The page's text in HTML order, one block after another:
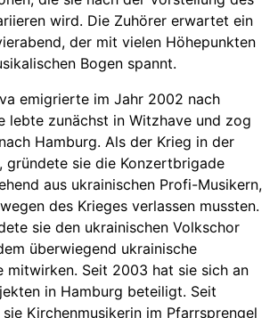
wird. Die Zuhörer erwartet ein
der mit vielen Höhepunkten
Bogen spannt.
emigrierte im Jahr 2002 nach
lebte zunächst in Witzhave und zog
Hamburg. Als der Krieg in der
gründete sie die Konzertbrigade
aus ukrainischen Profi-Musikern,
des Krieges verlassen mussten.
sie den ukrainischen Volkschor
überwiegend ukrainische
mitwirken. Seit 2003 hat sie sich an
in Hamburg beteiligt. Seit
Kirchenmusikerin im Pfarrsprengel